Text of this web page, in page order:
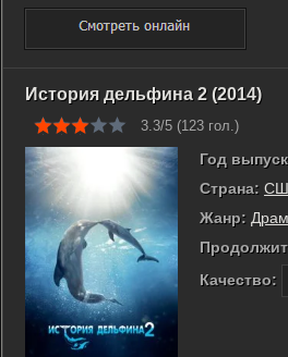
жертвой шальной пули,
туристическому автобусу двумя
это же время двое детей Ричарда и
История дельфина 2 (2014)
3.3/5 (123 гол.)
Год
Страна:
Жанр:
Качество: